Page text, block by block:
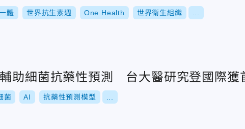
體 世界抗生素週 One Health 世界衛生組織
助細菌抗藥性預測 台大醫研究登國際獲
菌 AI 抗藥性預測模型